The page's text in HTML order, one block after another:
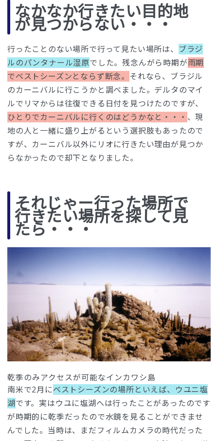
なかなか行きたい目的地
が見つからない・・・
行ったことのない場所で行って見たい場所は、 ブラジ
ルのパンタナール湿原でした。残念んがら時期が雨期
でベストシーズンとならず断念。 それなら、ブラジル
のカーニバルに行こうかと調べました。デルタのマイ
ルでリマからは往復できる日付を見つけたのですが、
ひとりでカーニバルに行くのはどうかなと・・・ 、現
地の人と一緒に盛り上がるという選択肢もあったので
すが、カーニバル以外にリオに行きたい理由が見つか
らなかったので却下となりました。
それじゃー行った場所で
行きたい場所を探して見
たら・・・
乾季のみアクセスが可能なインカワシ島
南米で2月にベストシーズンの場所といえば、ウユニ塩
湖です。実はウユに塩湖へは行ったことがあったのです
が時期的に乾季だったので水鏡を見ることができませ
んでした。当時は、まだフィルムカメラの時代だった